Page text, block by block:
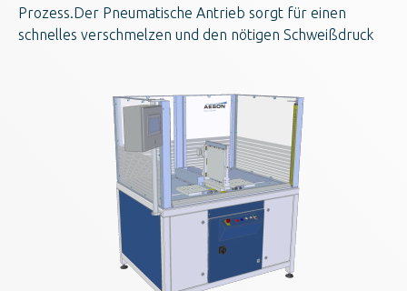
Prozess.Der Pneumatische Antrieb sorgt für einen
schnelles verschmelzen und den nötigen Schweißdruck